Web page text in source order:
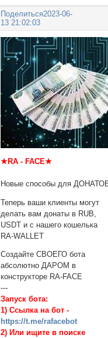
Поделиться2023-06-
13 21:02:03
★RA - FACE★
Новые способы для
Теперь ваши клиенты могут
делать вам донаты в RUB,
USDT и с нашего кошелька
RA-WALLET
Создайте СВОЕГО бота
абсолютно ДАРОМ в
конструкторе RA-FACE
---
Запуск бота:
1) Ссылка на бот -
https://t.me/rafacebot
2) Или ищите в поиске